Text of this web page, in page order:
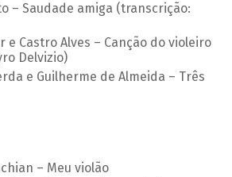
– Saudade amiga (transcrição:
e Castro Alves – Canção do violeiro
Delvizio)
e Guilherme de Almeida – Três
– Meu violão